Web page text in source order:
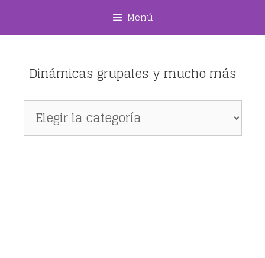
Menú
Dinámicas grupales y mucho más
Dinámicas
grupales